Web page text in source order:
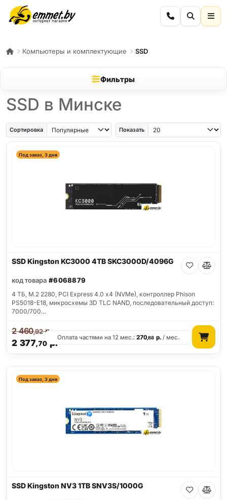
Компьютеры и комплектующие SSD
Фильтры
SSD в Минске
Сортировка Показать
Под заказ, 3 дня
SSD Kingston KC3000 4TB SKC3000D/4096G
код товара #6068879
4 ТБ, M.2 2280, PCI Express 4.0 x4 (NVMe), контроллер Phison
PS5018-E18, микросхемы 3D TLC NAND, последовательный доступ:
7000/700…
2 377,70 р.
2 460,92р.
Оплата частями на 12 мес.:270,88 р./ мес.
Под заказ, 3 дня
SSD Kingston NV3 1TB SNV3S/1000G